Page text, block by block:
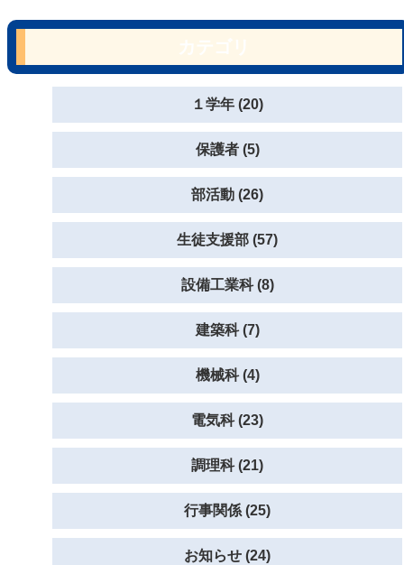
１学年 (20)
保護者 (5)
部活動 (26)
生徒支援部 (57)
設備工業科 (8)
建築科 (7)
機械科 (4)
電気科 (23)
調理科 (21)
行事関係 (25)
お知らせ (24)